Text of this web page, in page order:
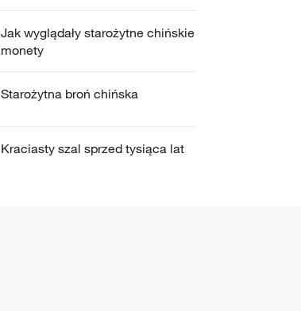
Jak wyglądały starożytne chińskie
monety
Starożytna broń chińska
Kraciasty szal sprzed tysiąca lat